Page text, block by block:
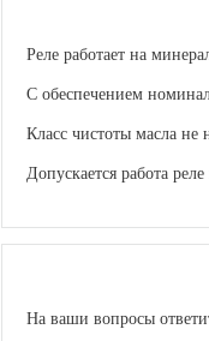
Реле работает на
С обеспечением
Класс чистоты масла
Допускается работа
На ваши вопросы